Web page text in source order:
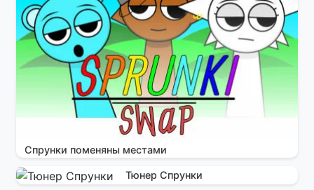
Спрунки поменяны местами
Тюнер Спрунки